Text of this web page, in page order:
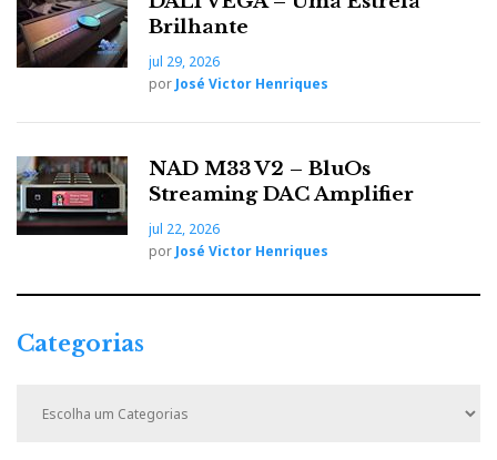
Brilhante
jul 29, 2026
porJosé Victor Henriques
NAD M33 V2 – BluOs
Streaming DAC Amplifier
jul 22, 2026
porJosé Victor Henriques
Categorias